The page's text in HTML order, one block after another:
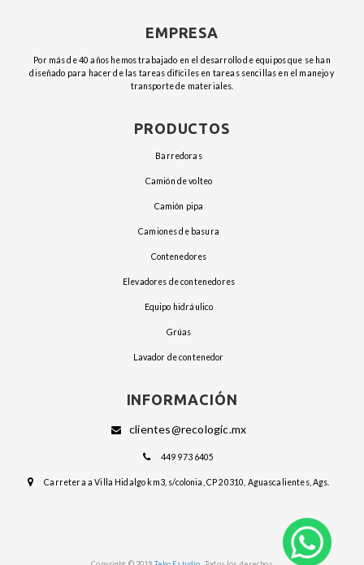
EMPRESA
Por más de 40 años hemos trabajado en el desarrollo de equipos que se han
diseñado para hacer de las tareas difíciles en tareas sencillas en el manejo y
transporte de materiales.
PRODUCTOS
barredoras
camión de volteo
camión pipa
camiones de basura
contenedores
elevadores de contenedores
equipo hidráulico
grúas
lavador de contenedor
INFORMACIÓN
clientes@recologic.mx
449 973 6405
Carretera a Villa Hidalgo km3, s/colonia, CP 20310, Aguascalientes, Ags.